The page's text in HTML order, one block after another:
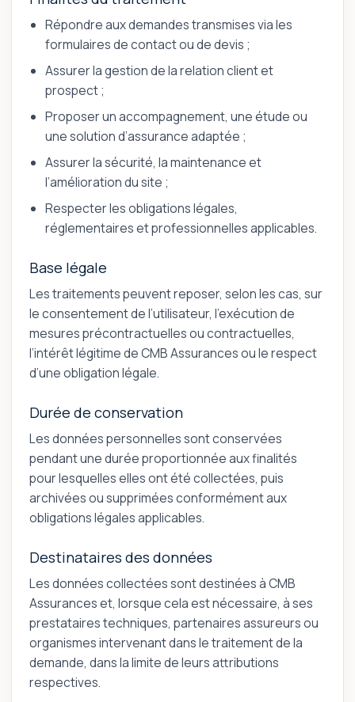
Répondre aux demandes transmises via les
formulaires de contact ou de devis ;
Assurer la gestion de la relation client et
prospect ;
Proposer un accompagnement, une étude ou
une solution d’assurance adaptée ;
Assurer la sécurité, la maintenance et
l’amélioration du site ;
Respecter les obligations légales,
réglementaires et professionnelles applicables.
Base légale
Les traitements peuvent reposer, selon les cas, sur
le consentement de l’utilisateur, l’exécution de
mesures précontractuelles ou contractuelles,
l’intérêt légitime de CMB Assurances ou le respect
d’une obligation légale.
Durée de conservation
Les données personnelles sont conservées
pendant une durée proportionnée aux finalités
pour lesquelles elles ont été collectées, puis
archivées ou supprimées conformément aux
obligations légales applicables.
Destinataires des données
Les données collectées sont destinées à CMB
Assurances et, lorsque cela est nécessaire, à ses
prestataires techniques, partenaires assureurs ou
organismes intervenant dans le traitement de la
demande, dans la limite de leurs attributions
respectives.